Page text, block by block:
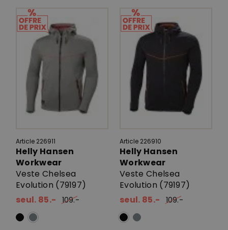
Article 226911
Helly Hansen
Workwear
Veste Chelsea
Evolution (79197)
seul. 85.-
109.-
Article 226910
Helly Hansen
Workwear
Veste Chelsea
Evolution (79197)
seul. 85.-
109.-